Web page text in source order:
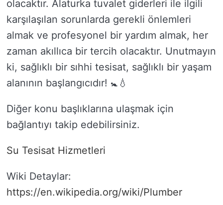
olacaktır. Alaturka tuvalet giderleri ile ilgili
karşılaşılan sorunlarda gerekli önlemleri
almak ve profesyonel bir yardım almak, her
zaman akıllıca bir tercih olacaktır. Unutmayın
ki, sağlıklı bir sıhhi tesisat, sağlıklı bir yaşam
alanının başlangıcıdır! 🚼💧
Diğer konu başlıklarına ulaşmak için
bağlantıyı takip edebilirsiniz.
Su Tesisat Hizmetleri
Wiki Detaylar:
https://en.wikipedia.org/wiki/Plumber